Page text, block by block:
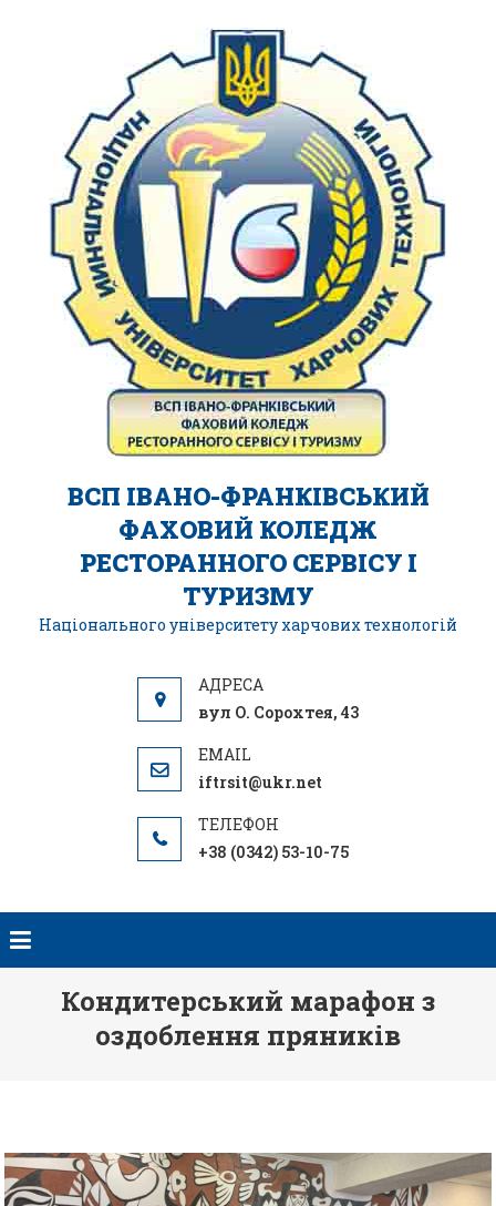
ВСП ІВАНО-ФРАНКІВСЬКИЙ
ФАХОВИЙ КОЛЕДЖ
РЕСТОРАННОГО СЕРВІСУ І
ТУРИЗМУ
Національного університету харчових технологій
вул О. Сорохтея, 43
iftrsit@ukr.net
+38 (0342) 53-10-75
Кондитерський марафон з
оздоблення пряників